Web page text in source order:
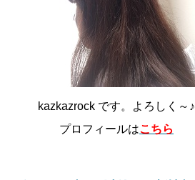
kazkazrock です。よろしく～♪
プロフィールはこちら